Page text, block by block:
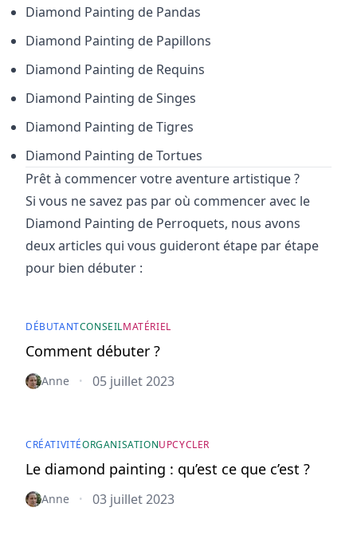
Diamond Painting de Pandas
Diamond Painting de Papillons
Diamond Painting de Requins
Diamond Painting deSinges
Diamond Painting deTigres
Diamond Painting deTortues
Prêt à commencer votre aventure artistique ?
Si vous ne savez pas par où commencer avec le
Diamond Painting de Perroquets, nous avons
deux articles qui vous guideront étape par étape
pour bien débuter :
DÉBUTANTCONSEILMATÉRIEL
Comment débuter ?
Anne • 05 juillet 2023
CRÉATIVITÉORGANISATIONUPCYCLER
Le diamond painting : qu’est ce que c’est ?
Anne • 03 juillet 2023